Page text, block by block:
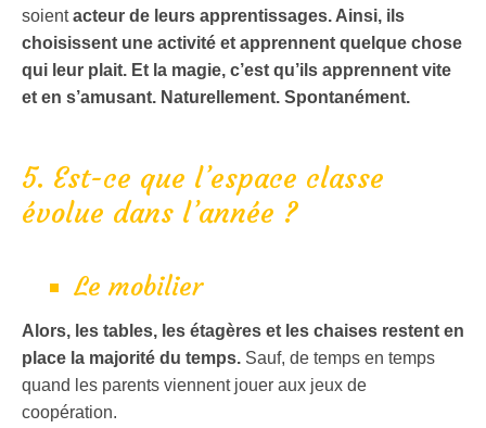
soientacteur de leurs apprentissages. Ainsi, ils
choisissent une activité et apprennent quelque chose
qui leur plait. Et la magie, c’est qu’ils apprennent vite
et en s’amusant. Naturellement. Spontanément.
5. Est-ce que l’espace classe
évolue dans l’année ?
Le mobilier
Alors, les tables, les étagères et les chaises restent en
place la majorité du temps. Sauf, de temps en temps
quand les parents viennent jouer aux jeux de
coopération.